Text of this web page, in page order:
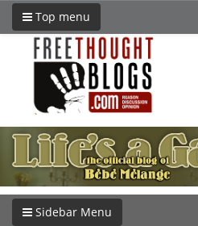
Top menu
Sidebar Menu